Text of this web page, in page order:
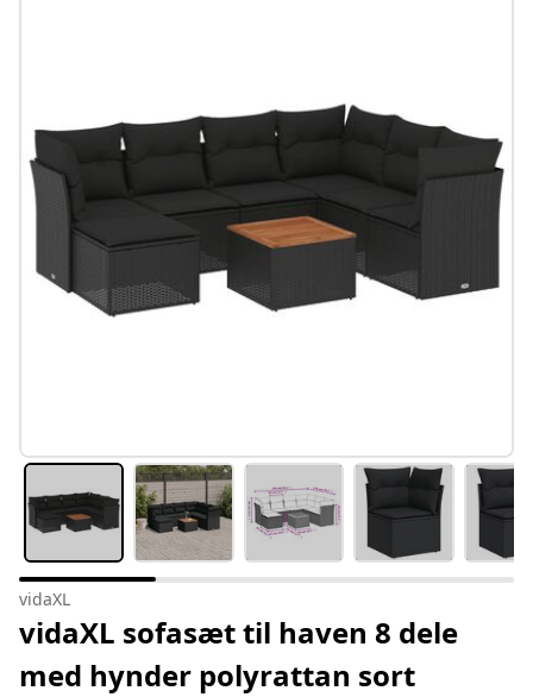
#sharemevidaxl
vidaXL
vidaXL sofasæt til haven 8 dele
med hynder polyrattan sort